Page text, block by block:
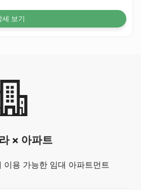
세 보기
× 아파트
이용 가능한 임대 아파트먼트